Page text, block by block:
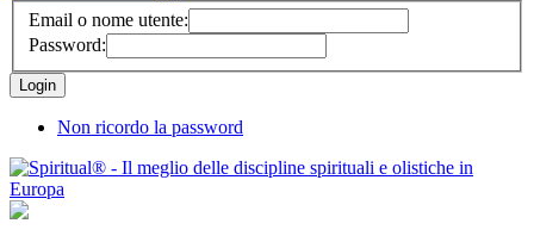
Email o nome utente:
Password:
Non ricordo la password